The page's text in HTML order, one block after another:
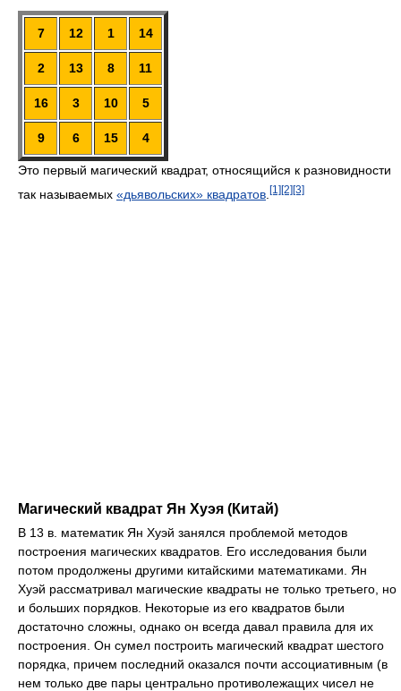
7 12 1 14
2 13 8 11
16 3 10 5
9 6 15 4
Это первый магический квадрат, относящийся к разновидности
так называемых «дьявольских» квадратов [1] [2] [3]
Магический квадрат Ян Хуэя (Китай)
В 13 в. математик Ян Хуэй занялся проблемой методов
построения магических квадратов. Его исследования были
потом продолжены другими китайскими математиками. Ян
Хуэй рассматривал магические квадраты не только третьего, но
и больших порядков. Некоторые из его квадратов были
достаточно сложны, однако он всегда давал правила для их
построения. Он сумел построить магический квадрат шестого
порядка, причем последний оказался почти ассоциативным (в
нем только две пары центрально противолежащих чисел не